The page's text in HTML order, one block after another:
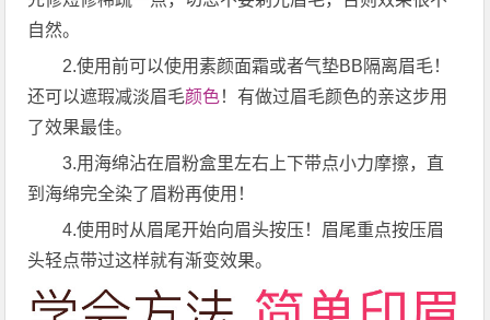
自然。
2.使用前可以使用素颜面霜或者气垫BB隔离眉毛！
还可以遮瑕减淡眉毛颜色！有做过眉毛颜色的亲这步用
了效果最佳。
3.用海绵沾在眉粉盒里左右上下带点小力摩擦，直
到海绵完全染了眉粉再使用！
4.使用时从眉尾开始向眉头按压！眉尾重点按压眉
头轻点带过这样就有渐变效果。